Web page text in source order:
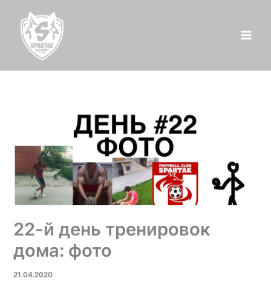
содержимому
22-й день тренировок
дома: фото
21.04.2020